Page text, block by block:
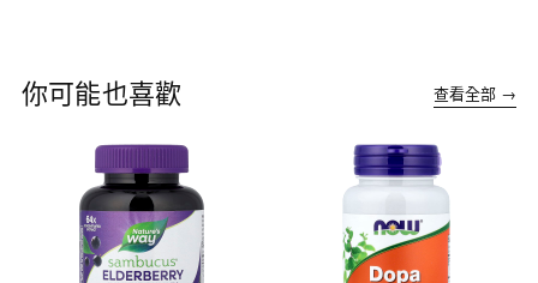
你可能也喜歡 查看全部 →